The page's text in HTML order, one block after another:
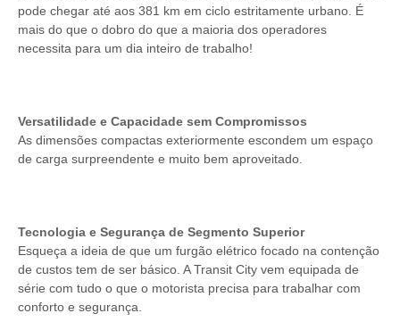
pode chegar até aos 381 km em ciclo estritamente urbano. É
mais do que o dobro do que a maioria dos operadores
necessita para um dia inteiro de trabalho!
Versatilidade e Capacidade sem Compromissos
As dimensões compactas exteriormente escondem um espaço
de carga surpreendente e muito bem aproveitado.
Tecnologia e Segurança de Segmento Superior
Esqueça a ideia de que um furgão elétrico focado na contenção
de custos tem de ser básico. A Transit City vem equipada de
série com tudo o que o motorista precisa para trabalhar com
conforto e segurança.